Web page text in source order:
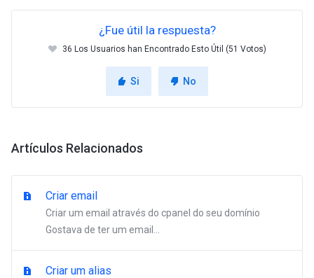
¿Fue útil la respuesta?
36 Los Usuarios han Encontrado Esto Útil (51 Votos)
Si No
Artículos Relacionados
Criar email
Criar um email através do cpanel do seu domínio
Gostava de ter um email...
Criar um alias